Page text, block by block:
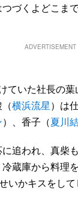
づくよどこま
ADVERTISEMENT
ていた社長の葉
横浜流星）は
）、香子（夏川
追われ、真柴
蔵庫から料理
いかキスをして